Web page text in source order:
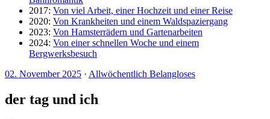
2017: Von viel Arbeit, einer Hochzeit und einer Reise
2020: Von Krankheiten und einem Waldspaziergang
2023: Von Hamsterrädern und Gartenarbeiten
2024: Von einer schnellen Woche und einem
Bergwerksbesuch
02. November 2025 · Allwöchentlich Belangloses
der tag und ich